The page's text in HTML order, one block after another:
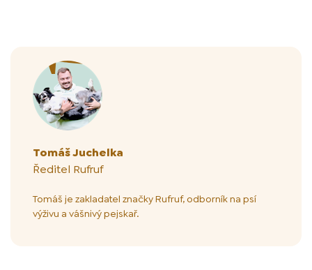
Tomáš Juchelka
Ředitel Rufruf
Tomáš je zakladatel značky Rufruf, odborník na psí
výživu a vášnivý pejskař.